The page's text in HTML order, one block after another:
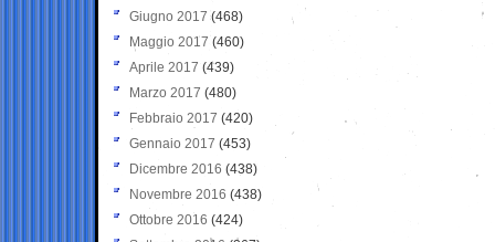
Giugno 2017 (468)
Maggio 2017 (460)
Aprile 2017 (439)
Marzo 2017 (480)
Febbraio 2017 (420)
Gennaio 2017 (453)
Dicembre 2016 (438)
Novembre 2016 (438)
Ottobre 2016 (424)